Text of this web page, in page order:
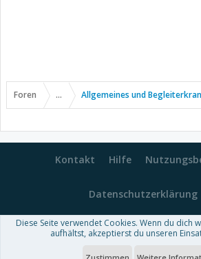
Foren ... Allgemeines und
Kontakt Hilfe
Datenschutzerklärung
Forum software by XenForo™-
Theme designed by
Diese Seite verwendet Cookies. Wenn du dich
aufhältst, akzeptierst du unseren